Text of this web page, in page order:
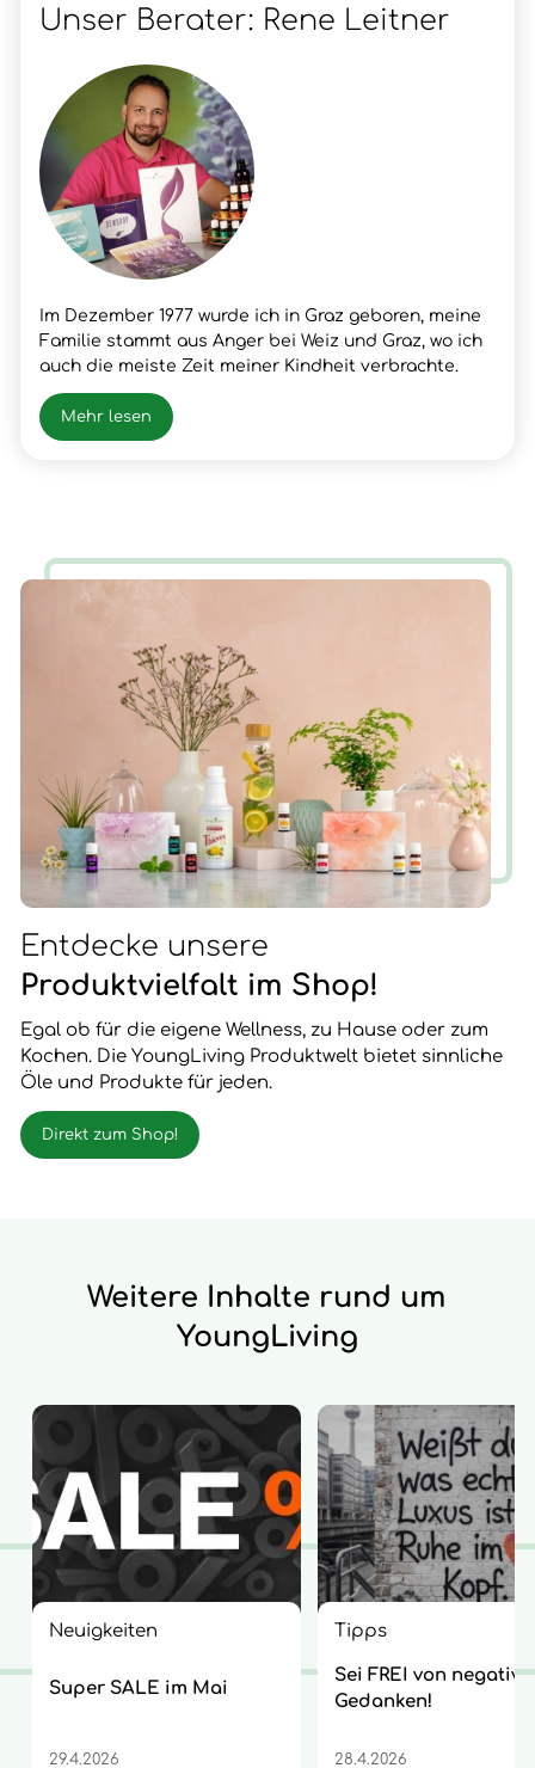
Unser Berater: Rene Leitner
Im Dezember 1977 wurde ich in Graz geboren, meine
Familie stammt aus Anger bei Weiz und Graz, wo ich
auch die meiste Zeit meiner Kindheit verbrachte.
Nach meinem Schulabschluss lernte ich den Beruf
meines Vaters, Fleischer, wo ich dann auch die
Gesellen- und Meister Prüfung positiv absolvierte.
brachte. Nun ist die Zeit gekommen, wieder AUF ZU
Mehr lesen
Entdecke unsere
Produktvielfalt im Shop!
Egal ob für die eigene Wellness, zu Hause oder zum
Kochen. Die YoungLiving Produktwelt bietet sinnliche
Öle und Produkte für jeden.
Direkt zum Shop!
Weitere Inhalte rund um
YoungLiving
Neuigkeiten
Super SALE im Mai
29.4.2026
Tipps
Sei FREI von
Gedanken!
28.4.2026